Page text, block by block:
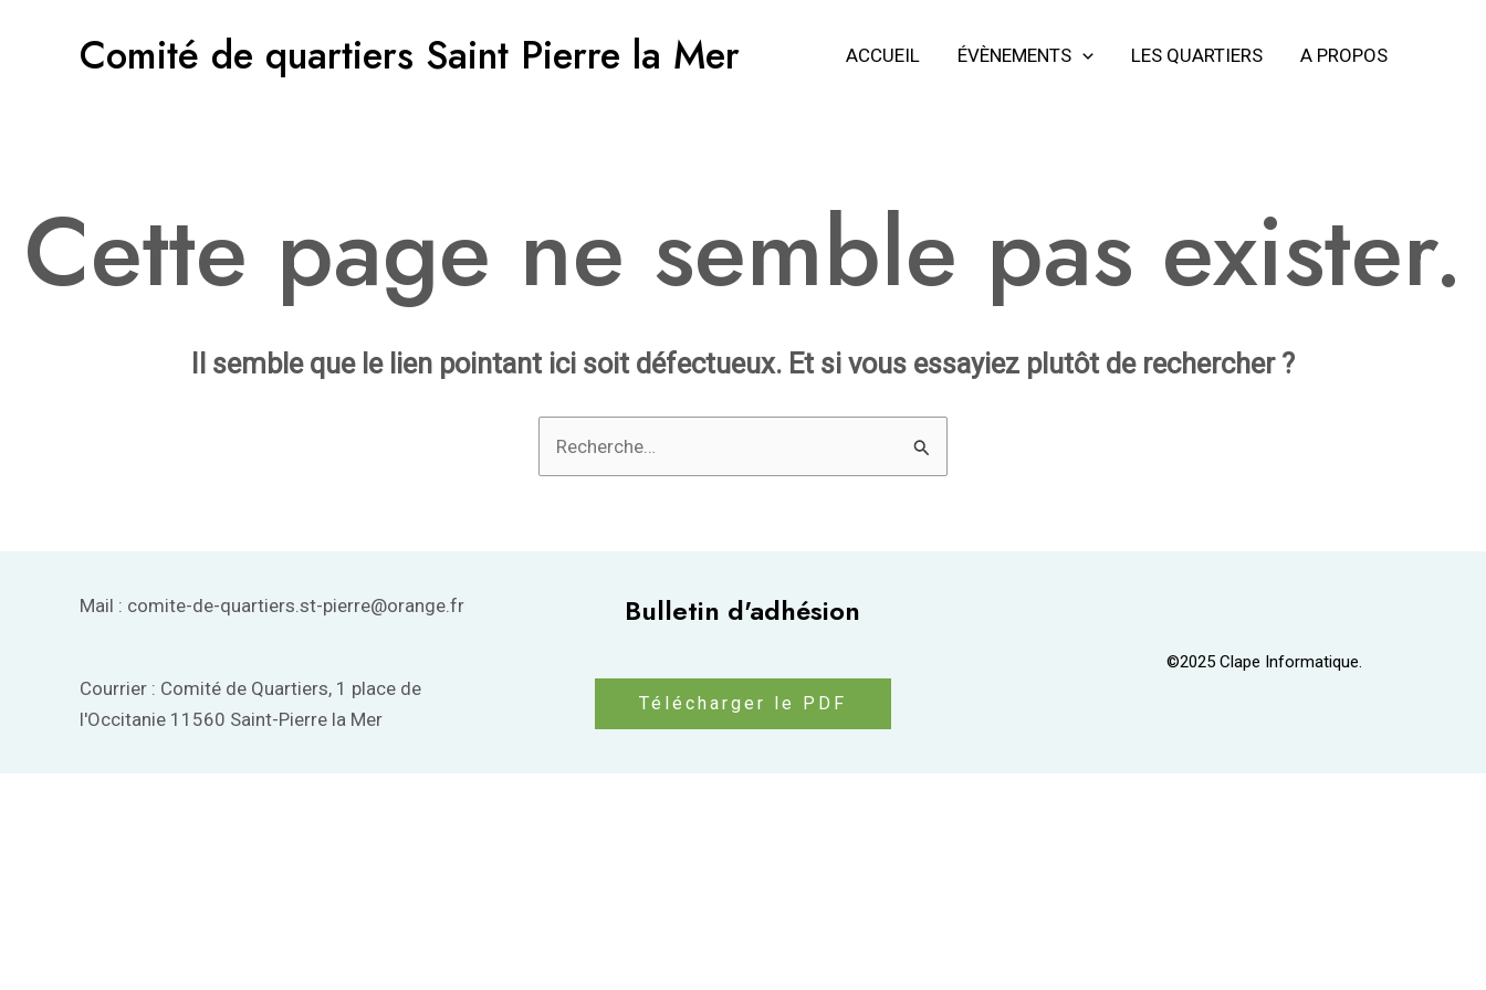
Comité de quartiers Saint Pierre la Mer ACCUEIL ÉVÈNEMENTS LES QUARTIERS A PROPOS
Cette page ne semble pas exister.
Il semble que le lien pointant ici soit défectueux. Et si vous essayiez plutôt de rechercher ?
Mail : comite-de-quartiers.st-pierre@orange.fr
Courrier : Comité de Quartiers, 1 place de
l'Occitanie 11560 Saint-Pierre la Mer
Bulletin d'adhésion
Télécharger le PDF
©2025 Clape Informatique.